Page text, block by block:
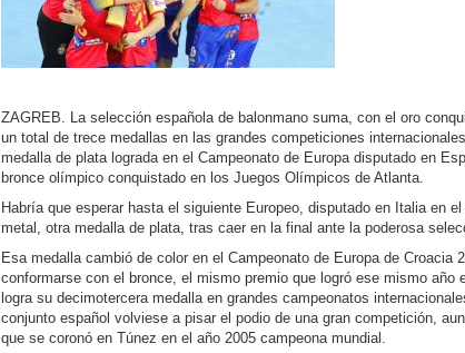
ZAGREB. La selección española de balonmano suma, con el oro
un total de trece medallas en las grandes competiciones
medalla de plata lograda en el Campeonato de Europa disputado en
bronce olímpico conquistado en los Juegos Olímpicos de Atlanta.
Habría que esperar hasta el siguiente Europeo, disputado en Italia en
metal, otra medalla de plata, tras caer en la final ante la poderosa
Esa medalla cambió de color en el Campeonato de Europa de Croacia
conformarse con el bronce, el mismo premio que logró ese mismo
logra su decimotercera medalla en grandes campeonatos
conjunto español volviese a pisar el podio de una gran competición,
que se coronó en Túnez en el año 2005 campeona mundial.